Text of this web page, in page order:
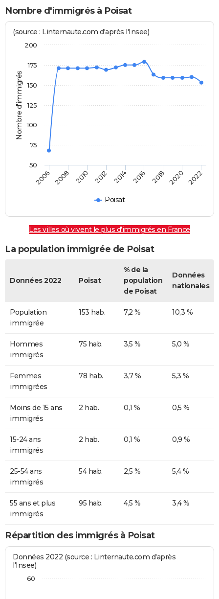
Nombre d'immigrés à Poisat
Nombre d'immigrés
(source : Linternaute.com d'après l'Insee)
Poisat
2006 2008 2010 2012 2014 2016 2018 2020 2022
50
75
100
125
150
175
200
Les villes où vivent le plus d'immigrés en France
La population immigrée de Poisat
Données 2022 Poisat
% de la
population
de Poisat
Données
nationales
Population
immigrée
153 hab. 7,2 % 10,3 %
Hommes
immigrés
75 hab. 3,5 % 5,0 %
Femmes
immigrées
78 hab. 3,7 % 5,3 %
Moins de 15 ans
immigrés
2 hab. 0,1 % 0,5 %
15-24 ans
immigrés
2 hab. 0,1 % 0,9 %
25-54 ans
immigrés
54 hab. 2,5 % 5,4 %
55 ans et plus
immigrés
95 hab. 4,5 % 3,4 %
Répartition des immigrés à Poisat
Données 2022 (source : Linternaute.com d'après
l'Insee)
60